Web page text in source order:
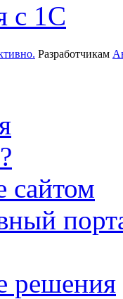
с 1С
Разработчикам
сайтом
решения